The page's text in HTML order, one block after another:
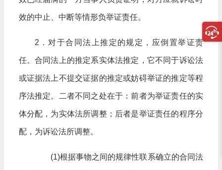
效的中止、中断等情形负举证责任。
2．对于合同法上推定的规定，应倒置举证责
任。合同法上的推定系实体法推定，它不同于诉讼法
或证据法上不提交证据的推定或妨碍举证的推定等程
序法推定。二者不同之处在于：前者为举证责任的实
体分配，为实体法所调整；后者是举证责任的程序分
配，为诉讼法所调整。
(1)根据事物之间的规律性联系确立的合同法